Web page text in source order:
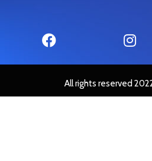
All rights reserved 2022